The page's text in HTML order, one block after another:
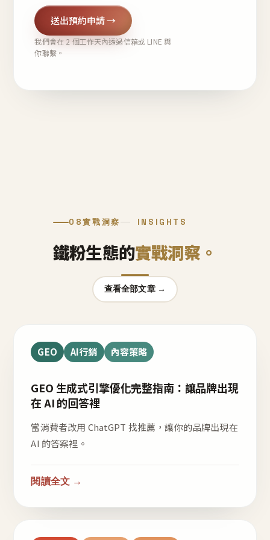
送出預約申請 →
我們會在 2 個工作天內透過信箱或 LINE 與
你聯繫。
08實戰洞察 INSIGHTS
鐵粉生態的實戰洞察。
查看全部文章 →
GEO AI行銷 內容策略
GEO 生成式引擎優化完整指南：讓品牌出現
在 AI 的回答裡
當消費者改用 ChatGPT 找推薦，讓你的品牌出現在
AI 的答案裡。
閱讀全文 →